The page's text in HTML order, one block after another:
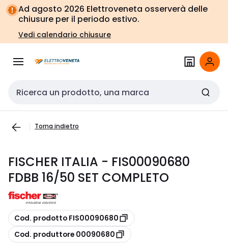
Vai alla
navigazione
Vai
alla
pagina
Ad agosto 2026 Elettroveneta osserverà delle
chiusure per il periodo estivo.
Vedi calendario chiusure
Cerca input
Torna indietro
FISCHER ITALIA - FIS00090680
FDBB 16/50 SET COMPLETO
copia
Cod. prodotto FIS00090680
copia
Cod. produttore 00090680